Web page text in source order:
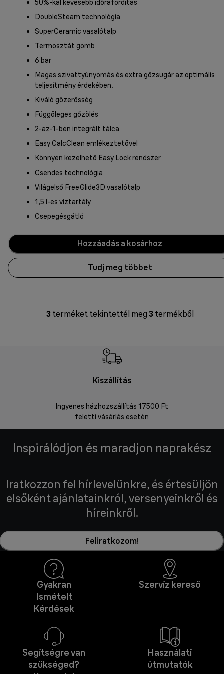
50%-kal kevesebb időráfordítás
DoubleSteam technológia
SuperCeramic vasalótalp
Termosztát gomb
6 bar
Magas szivattyúnyomás és extra gőzsugár az optimális
teljesítmény érdekében.
Kiváló gőzerősség
Függőleges gőzölés
2-az-1-ben integrált tálca
Easy CalcClean emlékeztetővel
Könnyen kezelhető Easy Lock rendszer
Csendes technológia
Világelső FreeGlide3D vasalótalp
1,5 l-es víztartály
Csepegésgátló
Hozzáadás a kosárhoz
Tudj meg többet
3 terméket tekintettél meg 3 termékből
Kiszállítás
Ingyenes házhozszállítás 17500 Ft
feletti vásárlás esetén
Inspirálódjon és maradjon naprakész
Iratkozzon fel hírlevelünkre, és értesüljön
elsőként ajánlatainkról, versenyeinkről és
híreinkről.
Feliratkozom!
Gyakran
Ismételt
Kérdések
Szervíz kereső
Segítségre van
szükséged?
Használati
útmutatók